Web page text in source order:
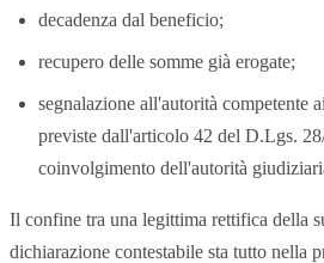
decadenza dal beneficio;
recupero delle somme già erogate;
segnalazione all'autorità competente
previste dall'articolo 42 del D.Lgs.
coinvolgimento dell'autorità
Il confine tra una legittima rettifica della
dichiarazione contestabile sta tutto nella